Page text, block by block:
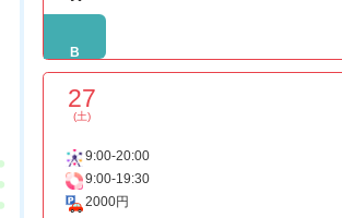
B
27
(土)
9:00-20:00
9:00-19:30
2000円